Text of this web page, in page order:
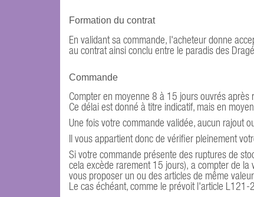
Formation du contrat
En validant sa commande, l'acheteur donne
au contrat ainsi conclu entre le paradis des
Commande
Compter en moyenne 8 à 15 jours ouvrés après
Ce délai est donné à titre indicatif, mais en
Une fois votre commande validée, aucun rajout
Il vous appartient donc de vérifier pleinement
Si votre commande présente des ruptures de
cela excède rarement 15 jours), a compter de la
vous proposer un ou des articles de même
Le cas échéant, comme le prévoit l'article